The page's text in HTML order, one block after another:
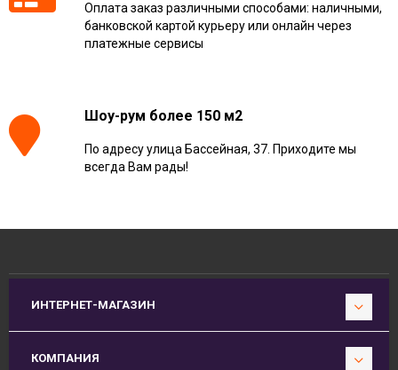
Оплата заказ различными способами: наличными,
банковской картой курьеру или онлайн через
платежные сервисы
Шоу-рум более 150 м2
По адресу улица Бассейная, 37. Приходите мы
всегда Вам рады!
ИНТЕРНЕТ-МАГАЗИН
КОМПАНИЯ